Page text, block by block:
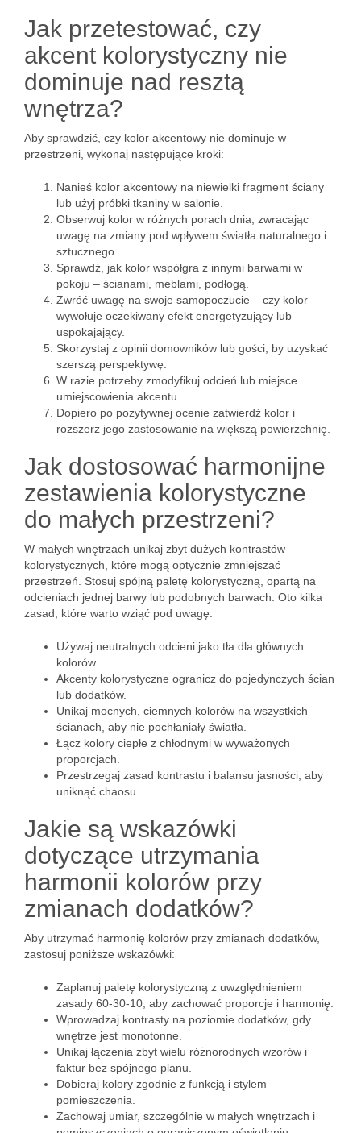
Jak przetestować, czy
akcent kolorystyczny nie
dominuje nad resztą
wnętrza?
Aby sprawdzić, czy kolor akcentowy nie dominuje w
przestrzeni, wykonaj następujące kroki:
Nanieś kolor akcentowy na niewielki fragment ściany
lub użyj próbki tkaniny w salonie.
Obserwuj kolor w różnych porach dnia, zwracając
uwagę na zmiany pod wpływem światła naturalnego i
sztucznego.
Sprawdź, jak kolor współgra z innymi barwami w
pokoju – ścianami, meblami, podłogą.
Zwróć uwagę na swoje samopoczucie – czy kolor
wywołuje oczekiwany efekt energetyzujący lub
uspokajający.
Skorzystaj z opinii domowników lub gości, by uzyskać
szerszą perspektywę.
W razie potrzeby zmodyfikuj odcień lub miejsce
umiejscowienia akcentu.
Dopiero po pozytywnej ocenie zatwierdź kolor i
rozszerz jego zastosowanie na większą powierzchnię.
Jak dostosować harmonijne
zestawienia kolorystyczne
do małych przestrzeni?
W małych wnętrzach unikaj zbyt dużych kontrastów
kolorystycznych, które mogą optycznie zmniejszać
przestrzeń. Stosuj spójną paletę kolorystyczną, opartą na
odcieniach jednej barwy lub podobnych barwach. Oto kilka
zasad, które warto wziąć pod uwagę:
Używaj neutralnych odcieni jako tła dla głównych
kolorów.
Akcenty kolorystyczne ogranicz do pojedynczych ścian
lub dodatków.
Unikaj mocnych, ciemnych kolorów na wszystkich
ścianach, aby nie pochłaniały światła.
Łącz kolory ciepłe z chłodnymi w wyważonych
proporcjach.
Przestrzegaj zasad kontrastu i balansu jasności, aby
uniknąć chaosu.
Jakie są wskazówki
dotyczące utrzymania
harmonii kolorów przy
zmianach dodatków?
Aby utrzymać harmonię kolorów przy zmianach dodatków,
zastosuj poniższe wskazówki:
Zaplanuj paletę kolorystyczną z uwzględnieniem
zasady 60-30-10, aby zachować proporcje i harmonię.
Wprowadzaj kontrasty na poziomie dodatków, gdy
wnętrze jest monotonne.
Unikaj łączenia zbyt wielu różnorodnych wzorów i
faktur bez spójnego planu.
Dobieraj kolory zgodnie z funkcją i stylem
pomieszczenia.
Zachowaj umiar, szczególnie w małych wnętrzach i